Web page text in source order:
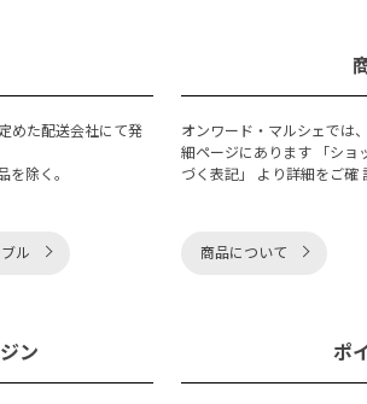
めた配送会社にて発
除く。
ル
オンワード・マルシェでは
細ページにあります 「ショ
づく表記」 より詳細をご確
商品について
ン ポ